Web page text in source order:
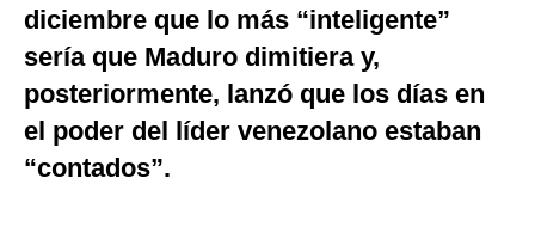
diciembre que lo más “inteligente”
sería que Maduro dimitiera y,
posteriormente, lanzó que los días en
el poder del líder venezolano estaban
“contados”.